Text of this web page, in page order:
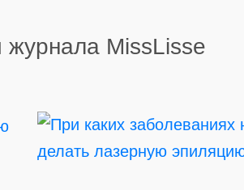
журнала MissLisse